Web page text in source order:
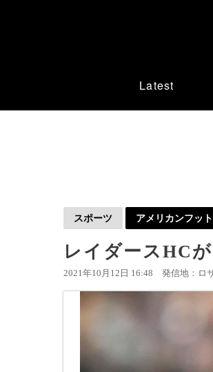
Latest
スポーツ アメリカンフッ
レイダースHC
2021年10月12日 16:48 発信地：ロ